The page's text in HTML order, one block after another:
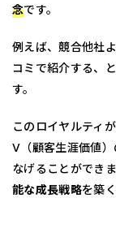
念です。
例えば、競合他社
コミで紹介する、
す。
このロイヤルティ
V（顧客生涯価値
なげることができ
能な成長戦略を築